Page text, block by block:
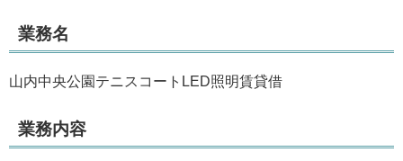
業務名
山内中央公園テニスコートLED照明賃貸借
業務内容